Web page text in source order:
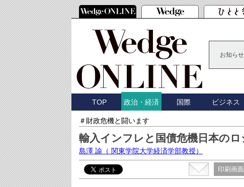
お知らせ
TOP 政治・経済 国際 ビジネス
＃財政危機と闘います
輸入インフレと国債危機日本の
島澤 諭 （ 関東学院大学経済学部教授）
印刷画面